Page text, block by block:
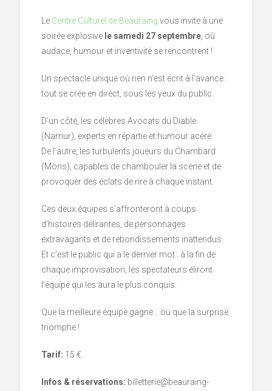
Le Centre Culturel de Beauraing vous invite à une
soirée explosive le samedi 27 septembre , où
audace, humour et inventivité se rencontrent !
Un spectacle unique où rien n’est écrit à l’avance :
tout se crée en direct, sous les yeux du public.
D’un côté, les célèbres Avocats du Diable
(Namur), experts en répartie et humour acéré.
De l’autre, les turbulents joueurs du Chambard
(Mons), capables de chambouler la scène et de
provoquer des éclats de rire à chaque instant.
Ces deux équipes s’affronteront à coups
d’histoires délirantes, de personnages
extravagants et de rebondissements inattendus.
Et c’est le public qui a le dernier mot : à la fin de
chaque improvisation, les spectateurs éliront
l’équipe qui les aura le plus conquis.
Que la meilleure équipe gagne… ou que la surprise
triomphe !
Tarif: 15 €
Infos & réservations: billetterie@beauraing-